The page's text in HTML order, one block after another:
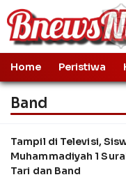
Home Peristiwa
Band
Tampil di Televisi,
Muhammadiyah 1
Tari dan Band